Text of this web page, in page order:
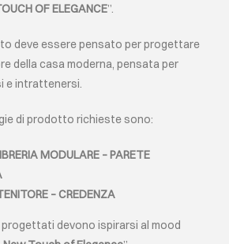
OF ELEGANCE”.
deve essere pensato per progettare
della casa moderna, pensata per
e intrattenersi.
di prodotto richieste sono:
MODULARE – PARETE
– CREDENZA
devono ispirarsi al mood